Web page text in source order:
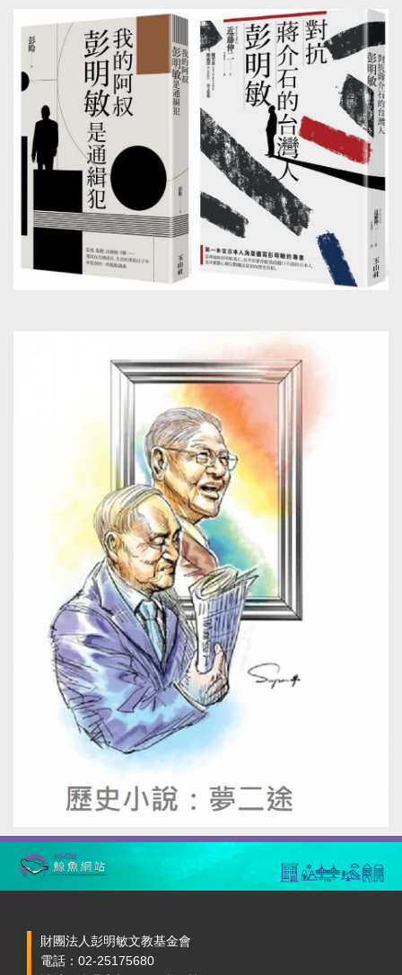
財團法人彭明敏文教基金會
電話：02-25175680